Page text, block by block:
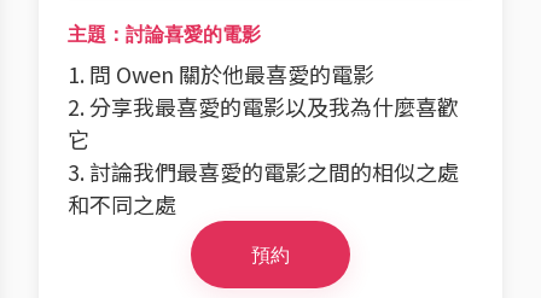
主題：討論喜愛的電影
1. 問 Owen 關於他最喜愛的電影
2. 分享我最喜愛的電影以及我為什麼喜歡
它
3. 討論我們最喜愛的電影之間的相似之處
和不同之處
預約